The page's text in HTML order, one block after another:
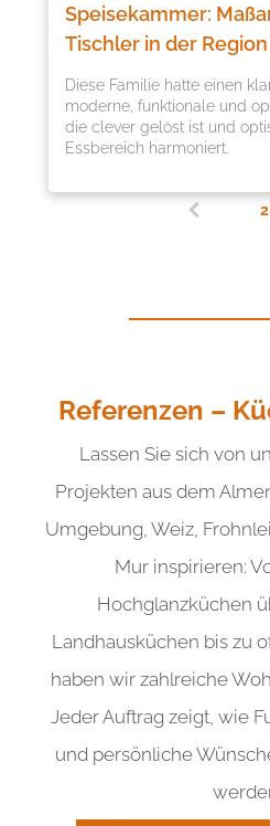
Speisekammer:
Tischler in der Region
Diese Familie hatte einen
moderne, funktionale und
die clever gelöst ist und
Essbereich harmoniert.
n
2
Referenzen –
Lassen Sie sich von
Projekten aus dem
Umgebung, Weiz,
Mur inspirieren:
Hochglanzküchen
Landhausküchen bis zu
haben wir zahlreiche
Jeder Auftrag zeigt, wie
und persönliche